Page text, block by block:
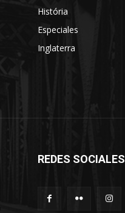
História
Especiales
Inglaterra
REDES SOCIALES